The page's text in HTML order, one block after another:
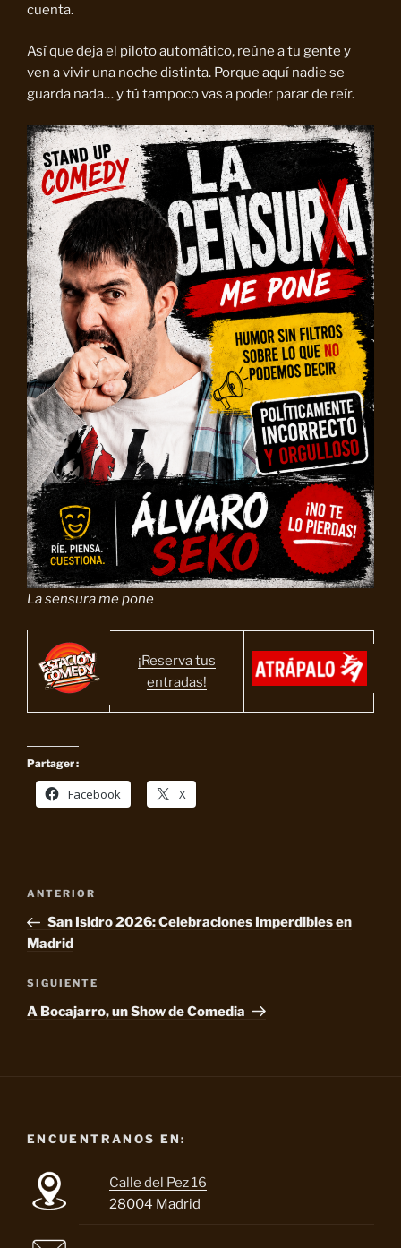
cuenta.
Así que deja el piloto automático, reúne a tu gente y
ven a vivir una noche distinta. Porque aquí nadie se
guarda nada… y tú tampoco vas a poder parar de reír.
La sensura me pone
¡Reserva tus
entradas!
Partager :
Facebook X
Navegación
entradas
Entrada
anterior:
ANTERIOR
San Isidro 2026: Celebraciones Imperdibles en
Madrid
Siguiente
entrada
SIGUIENTE
A Bocajarro, un Show de Comedia
ENCUENTRANOS EN:
Calle del Pez 16
28004 Madrid